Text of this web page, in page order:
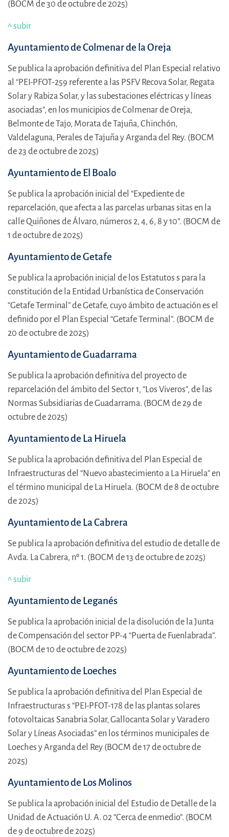
(BOCM de 30 de octubre de 2025)
^ subir
Ayuntamiento de Colmenar de la Oreja
Se publica la aprobación definitiva del Plan Especial relativo
al “PEI-PFOT-259 referente a las PSFV Recova Solar, Regata
Solar y Rabiza Solar, y las subestaciones eléctricas y líneas
asociadas”, en los municipios de Colmenar de Oreja,
Belmonte de Tajo, Morata de Tajuña, Chinchón,
Valdelaguna, Perales de Tajuña y Arganda del Rey. (BOCM
de 23 de octubre de 2025)
Ayuntamiento de El Boalo
Se publica la aprobación inicial del “Expediente de
reparcelación, que afecta a las parcelas urbanas sitas en la
calle Quiñones de Álvaro, números 2, 4, 6, 8 y 10”. (BOCM de
1 de octubre de 2025)
Ayuntamiento de Getafe
Se publica la aprobación inicial de los Estatutos s para la
constitución de la Entidad Urbanística de Conservación
“Getafe Terminal” de Getafe, cuyo ámbito de actuación es el
definido por el Plan Especial “Getafe Terminal”. (BOCM de
20 de octubre de 2025)
Ayuntamiento de Guadarrama
Se publica la aprobación definitiva del proyecto de
reparcelación del ámbito del Sector 1, “Los Viveros”, de las
Normas Subsidiarias de Guadarrama. (BOCM de 29 de
octubre de 2025)
Ayuntamiento de La Hiruela
Se publica la aprobación definitiva del Plan Especial de
Infraestructuras del “Nuevo abastecimiento a La Hiruela” en
el término municipal de La Hiruela. (BOCM de 8 de octubre
de 2025)
Ayuntamiento de La Cabrera
Se publica la aprobación definitiva del estudio de detalle de
Avda. La Cabrera, nº 1. (BOCM de 13 de octubre de 2025)
^ subir
Ayuntamiento de Leganés
Se publica la aprobación inicial de la disolución de la Junta
de Compensación del sector PP-4 “Puerta de Fuenlabrada”.
(BOCM de 10 de octubre de 2025)
Ayuntamiento de Loeches
Se publica la aprobación definitiva del Plan Especial de
Infraestructuras s “PEI-PFOT-178 de las plantas solares
fotovoltaicas Sanabria Solar, Gallocanta Solar y Varadero
Solar y Líneas Asociadas” en los términos municipales de
Loeches y Arganda del Rey (BOCM de 17 de octubre de
2025)
Ayuntamiento de Los Molinos
Se publica la aprobación inicial del Estudio de Detalle de la
Unidad de Actuación U. A. 02 “Cerca de enmedio”. (BOCM
de 9 de octubre de 2025)